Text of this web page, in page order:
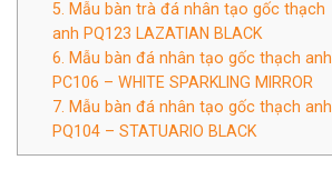
5. Mẫu bàn trà đá nhân tạo gốc thạch
anh PQ123 LAZATIAN BLACK
6. Mẫu bàn đá nhân tạo gốc thạch anh
PC106 – WHITE SPARKLING MIRROR
7. Mẫu bàn đá nhân tạo gốc thạch anh
PQ104 – STATUARIO BLACK